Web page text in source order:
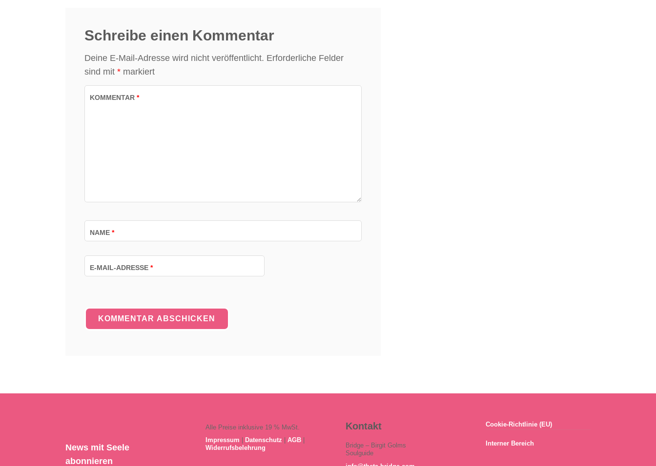
Schreibe einen Kommentar
Deine E-Mail-Adresse wird nicht veröffentlicht. Erforderliche Felder
sind mit *markiert
KOMMENTAR *
NAME *
E-MAIL-ADRESSE *
News mit Seele
abonnieren
Alle Preise inklusive 19 % MwSt.
Impressum
Datenschutz |AGB
Widerrufsbelehrung
Kontakt
Bridge – Birgit Golms
Soulguide
Cookie-Richtlinie (EU)
Interner Bereich